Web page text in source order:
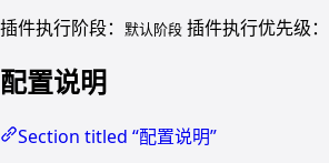
插件执行阶段：
默认阶段 插件执行优先级：
配置说明
Section titled “配置说明”